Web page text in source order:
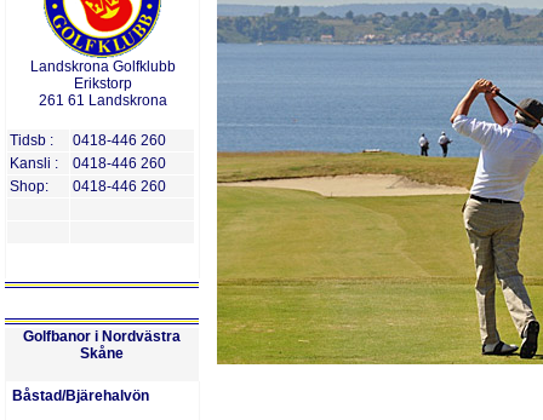
Landskrona Golfklubb
Erikstorp
261 61 Landskrona
Tidsb :
0418-446 260
Kansli :
0418-446 260
Shop:
0418-446 260
Golfbanor i Nordvästra
Skåne
Båstad/Bjärehalvön